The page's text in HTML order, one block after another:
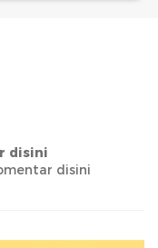
disini
disini